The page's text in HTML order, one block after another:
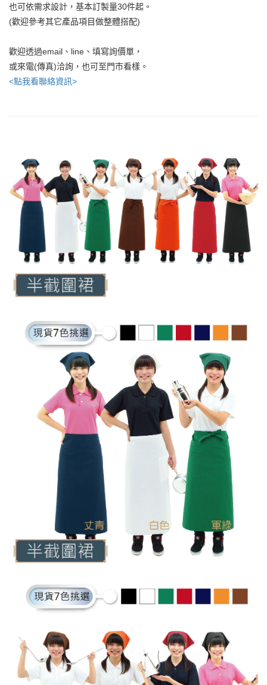
也可依需求設計，基本訂製量30件起。
(歡迎參考其它產品項目做整體搭配)
歡迎透過email、line、填寫詢價單，
或來電(傳真)洽詢，也可至門市看樣。
<點我看聯絡資訊>